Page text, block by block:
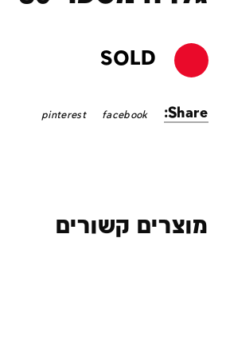
SOLD
Share:
facebook
pinterest
מוצרים קשורים